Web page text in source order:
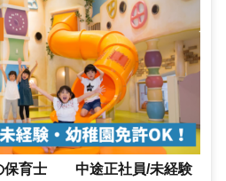
保育士 中途正社員/未経験